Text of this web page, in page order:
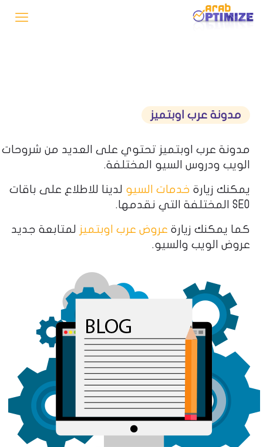
مدونة عرب اوبتميز
مدونة عرب اوبتميز تحتوي على العديد من شروحات
الويب ودروس السيو المختلفة.
يمكنك زيارة خدمات السيو لدينا للاطلاع على باقات
SEO المختلفة التي نقدمها.
كما يمكنك زيارة عروض عرب اوبتميز لمتابعة جديد
عروض الويب والسيو.